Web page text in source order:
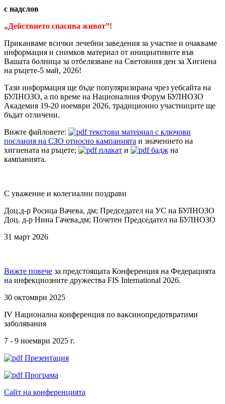
с надслов
„Действието спасява живот”!
Приканваме всички лечебни заведения за участие и очакваме
информация и снимков материал от инициативите във
Вашата болница за отбелязване на Световния ден за Хигиена
на ръцете-5 май, 2026!
Тази информация ще бъде популяризирана чрез уебсайта на
БУЛНОЗО, а по време на Националния Форум БУЛНОЗО
Академия 19-20 ноември 2026, традиционно участниците ще
бъдат отличени.
Вижте файловете:
текстови материал с ключови
послания на СЗО относно кампанията и значението на
хигиената на ръцете;
плакат и бадж на
кампанията.
С уважение и колегиални поздрави
Доц.д-р Росица Вачева, дм; Председател на УС на БУЛНОЗО
Доц. д-р Нина Гачева,дм; Почетен Председател на БУЛНОЗО
31 март 2026
Вижте повече за предстоящата Конференция на Федерацията
на инфекциозните дружества FIS International 2026.
30 октомври 2025
IV Национална конференция по ваксинопредотвратими
заболявания
7 - 9 ноември 2025 г.
Презентация
Програма
Сайт на конференцията